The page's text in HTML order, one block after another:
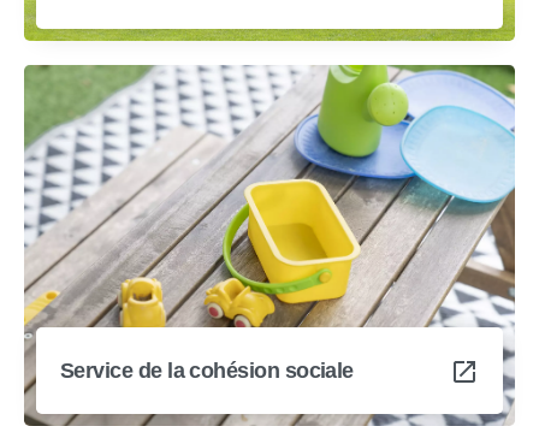
Service de la cohésion sociale